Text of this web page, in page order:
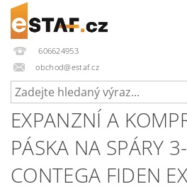
606624953
obchod@estaf.cz
EXPANZNÍ A
PÁSKA NA SPÁRY
CONTEGA FIDEN